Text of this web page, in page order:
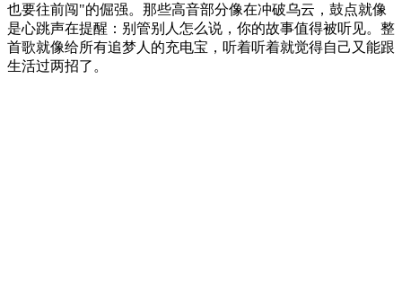
也要往前闯"的倔强。那些高音部分像在冲破乌云，鼓点就像
是心跳声在提醒：别管别人怎么说，你的故事值得被听见。整
首歌就像给所有追梦人的充电宝，听着听着就觉得自己又能跟
生活过两招了。